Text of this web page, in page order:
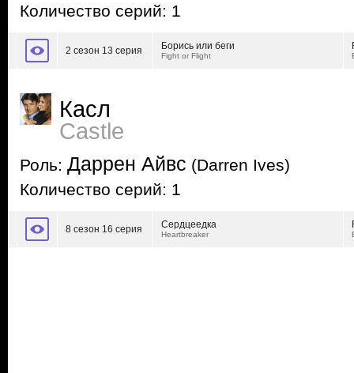
Количество серий: 1
2 сезон 13 серия Борись или беги
Fight or Flight
Касл
Castle
Роль: Даррен Айвс (Darren Ives)
Количество серий: 1
8 сезон 16 серия Сердцеедка
Heartbreaker